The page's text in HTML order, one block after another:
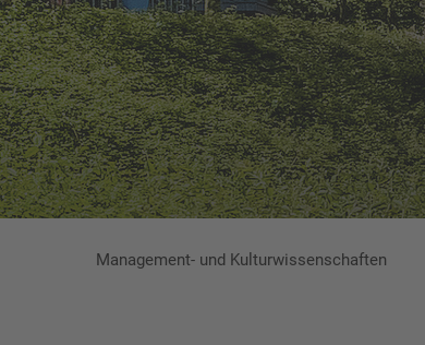
Management- und Kulturwissenschaften